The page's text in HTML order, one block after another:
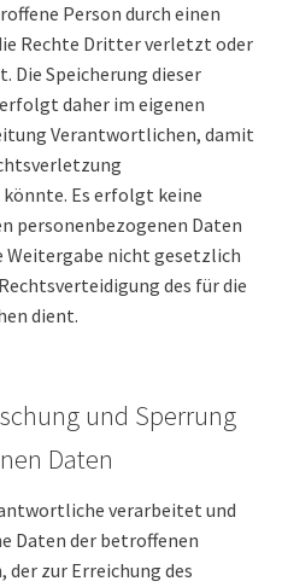
Person durch einen
Rechte Dritter verletzt oder
Speicherung dieser
daher im eigenen
Verantwortlichen, damit
Es erfolgt keine
personenbezogenen Daten
Weitergabe nicht gesetzlich
des für die
dient.
und Sperrung
Daten
verarbeitet und
Daten der betroffenen
zur Erreichung des